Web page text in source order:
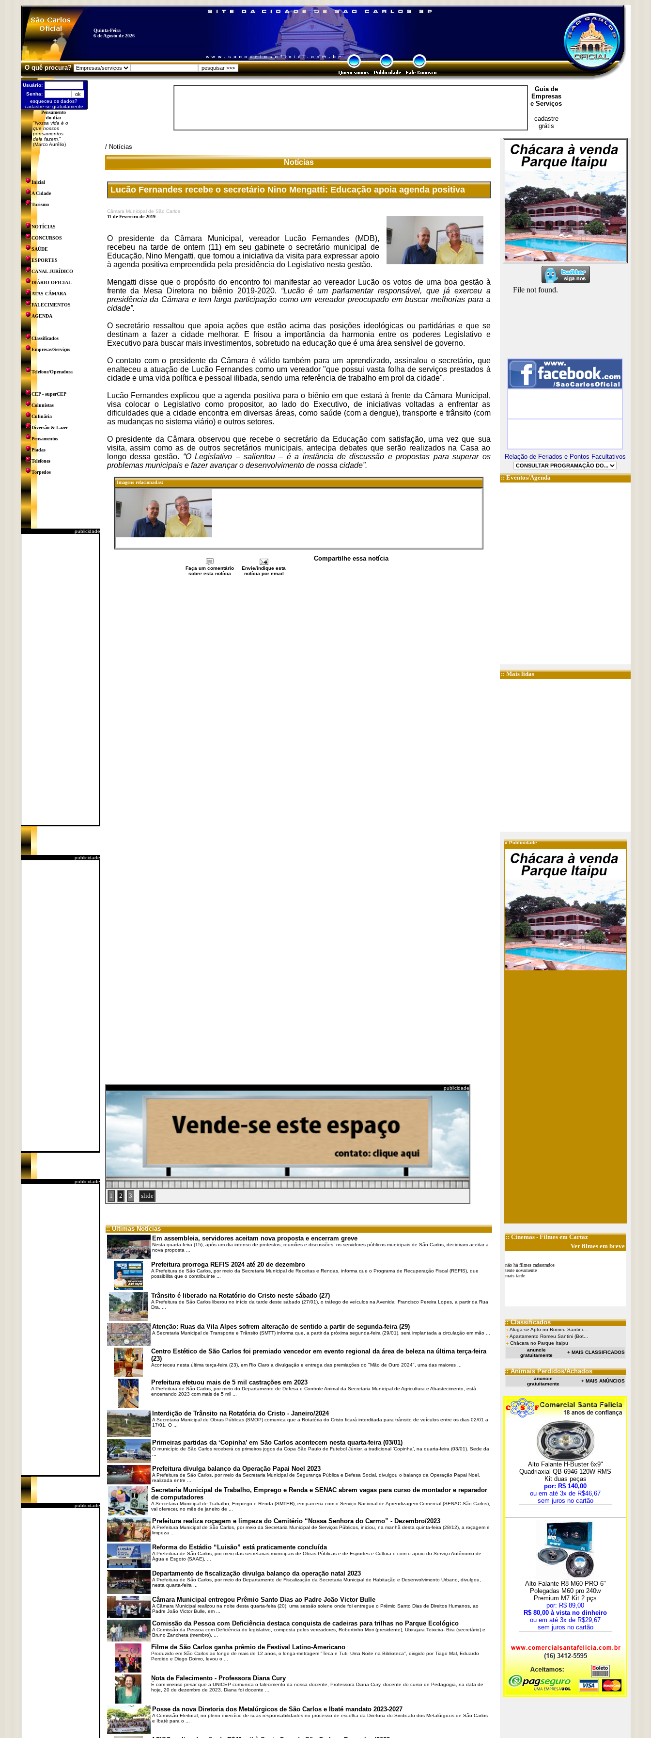
Quinta-Feira
6 de Agosto de 2026
O quê procura?
Usuário:
Senha:
esqueceu os dados?
cadastre-se gratuitamente
Pensamento
do dia:
"Nossa vida é o
que nossos
pensamentos
dela fazem. "
(Marco Aurélio)
Inicial
A Cidade
Turismo
NOTÍCIAS
CONCURSOS
SAÚDE
ESPORTES
CANAL JURÍDICO
DIÁRIO OFICIAL
ATAS CÂMARA
FALECIMENTOS
AGENDA
Classificados
Empresas/Serviços
Telefone/Operadora
CEP - superCEP
Colunistas
Culinária
Diversão & Lazer
Pensamentos
Piadas
Telefones
Torpedos
publicidade
publicidade
publicidade
publicidade
Guia de
Empresas
e Serviços
cadastre
grátis
/ Notícias
Notícias
Lucão Fernandes recebe o secretário Nino Mengatti: Educação apoia agenda positiva
Câmara Municipal de São Carlos
11 de Fevereiro de 2019
O presidente da Câmara Municipal, vereador Lucão Fernandes (MDB),
recebeu na tarde de ontem (11) em seu gabinete o secretário municipal de
Educação, Nino Mengatti, que tomou a iniciativa da visita para expressar apoio
à agenda positiva empreendida pela presidência do Legislativo nesta gestão.
Mengatti disse que o propósito do encontro foi manifestar ao vereador Lucão os votos de uma boa gestão à
frente da Mesa Diretora no biênio 2019-2020. “Lucão é um parlamentar responsável, que já exerceu a
presidência da Câmara e tem larga participação como um vereador preocupado em buscar melhorias para a
cidade”.
O secretário ressaltou que apoia ações que estão acima das posições ideológicas ou partidárias e que se
destinam a fazer a cidade melhorar. E frisou a importância da harmonia entre os poderes Legislativo e
Executivo para buscar mais investimentos, sobretudo na educação que é uma área sensível de governo.
O contato com o presidente da Câmara é válido também para um aprendizado, assinalou o secretário, que
enalteceu a atuação de Lucão Fernandes como um vereador "que possui vasta folha de serviços prestados à
cidade e uma vida política e pessoal ilibada, sendo uma referência de trabalho em prol da cidade".
Lucão Fernandes explicou que a agenda positiva para o biênio em que estará à frente da Câmara Municipal,
visa colocar o Legislativo como propositor, ao lado do Executivo, de iniciativas voltadas a enfrentar as
dificuldades que a cidade encontra em diversas áreas, como saúde (com a dengue), transporte e trânsito (com
as mudanças no sistema viário) e outros setores.
O presidente da Câmara observou que recebe o secretário da Educação com satisfação, uma vez que sua
visita, assim como as de outros secretários municipais, antecipa debates que serão realizados na Casa ao
longo dessa gestão. “O Legislativo – salientou – é a instância de discussão e propostas para superar os
problemas municipais e fazer avançar o desenvolvimento de nossa cidade”.
Imagens relacionadas:
Compartilhe essa notícia
Faça um comentário
sobre esta notícia
Envie/indique esta
notícia por email
publicidade
1 2 3 slide
:: Últimas Notícias
Em assembleia, servidores aceitam nova proposta e encerram greve
Nesta quarta-feira (15), após um dia intenso de protestos, reuniões e discussões, os servidores públicos municipais de São Carlos, decidiram aceitar a
nova proposta ...
Prefeitura prorroga REFIS 2024 até 20 de dezembro
A Prefeitura de São Carlos, por meio da Secretaria Municipal de Receitas e Rendas, informa que o Programa de Recuperação Fiscal (REFIS), que
possibilita que o contribuinte ...
Trânsito é liberado na Rotatório do Cristo neste sábado (27)
A Prefeitura de São Carlos liberou no início da tarde deste sábado (27/01), o tráfego de veículos na Avenida Francisco Pereira Lopes, a partir da Rua
Dra. ...
Atenção: Ruas da Vila Alpes sofrem alteração de sentido a partir de segunda-feira (29)
A Secretaria Municipal de Transporte e Trânsito (SMTT) informa que, a partir da próxima segunda-feira (29/01), será implantada a circulação em mão ...
Centro Estético de São Carlos foi premiado vencedor em evento regional da área de beleza na última terça-feira
(23)
Aconteceu nesta última terça-feira (23), em Rio Claro a divulgação e entrega das premiações do "Mão de Ouro 2024", uma das maiores ...
Prefeitura efetuou mais de 5 mil castrações em 2023
A Prefeitura de São Carlos, por meio do Departamento de Defesa e Controle Animal da Secretaria Municipal de Agricultura e Abastecimento, está
encerrando 2023 com mais de 5 mil ...
Interdição de Trânsito na Rotatória do Cristo - Janeiro/2024
A Secretaria Municipal de Obras Públicas (SMOP) comunica que a Rotatória do Cristo ficará interditada para trânsito de veículos entre os dias 02/01 a
17/01. O ...
Primeiras partidas da ‘Copinha’ em São Carlos acontecem nesta quarta-feira (03/01)
O município de São Carlos receberá os primeiros jogos da Copa São Paulo de Futebol Júnior, a tradicional ‘Copinha’, na quarta-feira (03/01). Sede da
Prefeitura divulga balanço da Operação Papai Noel 2023
A Prefeitura de São Carlos, por meio da Secretaria Municipal de Segurança Pública e Defesa Social, divulgou o balanço da Operação Papai Noel,
realizada entre ...
Secretaria Municipal de Trabalho, Emprego e Renda e SENAC abrem vagas para curso de montador e reparador
de computadores
A Secretaria Municipal de Trabalho, Emprego e Renda (SMTER), em parceria com o Serviço Nacional de Aprendizagem Comercial (SENAC São Carlos),
vai oferecer, no mês de janeiro de ...
Prefeitura realiza roçagem e limpeza do Cemitério “Nossa Senhora do Carmo” - Dezembro/2023
A Prefeitura Municipal de São Carlos, por meio da Secretaria Municipal de Serviços Públicos, iniciou, na manhã desta quinta-feira (28/12), a roçagem e
limpeza ...
Reforma do Estádio “Luisão” está praticamente concluída
A Prefeitura de São Carlos, por meio das secretarias municipais de Obras Públicas e de Esportes e Cultura e com o apoio do Serviço Autônomo de
Água e Esgoto (SAAE), ...
Departamento de fiscalização divulga balanço da operação natal 2023
A Prefeitura de São Carlos, por meio do Departamento de Fiscalização da Secretaria Municipal de Habitação e Desenvolvimento Urbano, divulgou,
nesta quarta-feira ...
Câmara Municipal entregou Prêmio Santo Dias ao Padre João Victor Bulle
A Câmara Municipal realizou na noite desta quarta-feira (20), uma sessão solene onde foi entregue o Prêmio Santo Dias de Direitos Humanos, ao
Padre João Victor Bulle, em ...
Comissão da Pessoa com Deficiência destaca conquista de cadeiras para trilhas no Parque Ecológico
A Comissão da Pessoa com Deficiência do legislativo, composta pelos vereadores, Robertinho Mori (presidente), Ubirajara Teixeira- Bira (secretário) e
Bruno Zancheta (membro), ...
Filme de São Carlos ganha prêmio de Festival Latino-Americano
Produzido em São Carlos ao longo de mais de 12 anos, o longa-metragem "Teca e Tuti: Uma Noite na Biblioteca", dirigido por Tiago Mal, Eduardo
Perdido e Diego Doimo, levou o ...
Nota de Falecimento - Professora Diana Cury
É com imenso pesar que a UNICEP comunica o falecimento da nossa docente, Professora Diana Cury, docente do curso de Pedagogia, na data de
hoje, 20 de dezembro de 2023. Diana foi docente ...
Posse da nova Diretoria dos Metalúrgicos de São Carlos e Ibaté mandato 2023-2027
A Comissão Eleitoral, no pleno exercício de suas responsabilidades no processo de escolha da Diretoria do Sindicato dos Metalúrgicos de São Carlos
e Ibaté para o ...
Relação de Feriados e Pontos Facultativos
::Eventos/Agenda
:: Mais lidas
»Publicidade
::Cinemas- Filmes em Cartaz
Ver filmes em breve
não há filmes cadastrados
tente novamente
mais tarde
:: Classificados
Aluga-se Apto no Romeu Santini...
Apartamento Romeu Santini (Bot...
Chácara no Parque Itaipu
anuncie
gratuitamente
+ MAIS CLASSIFICADOS
:: Animais Perdidos/Achados
anuncie
gratuitamente
+ MAIS ANÚNCIOS